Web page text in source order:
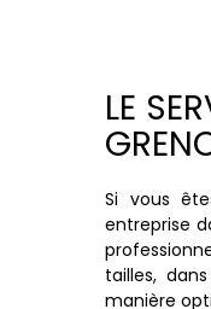
LE
Si vous
entreprise
tailles,
manière